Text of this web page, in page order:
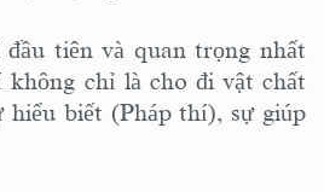
tiên và quan trọng nhất
không chỉ là cho đi vật chất
hiểu biết (Pháp thí), sự giúp